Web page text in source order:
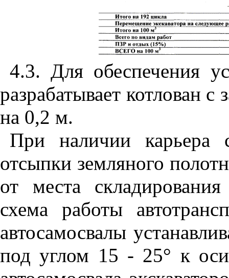
4.3. Для обеспечения
разрабатывает котлован
на 0,2 м.
При наличии карьера
отсыпки земляного
от места
схема работы
автосамосвалы
под углом 15 - 25° к оси